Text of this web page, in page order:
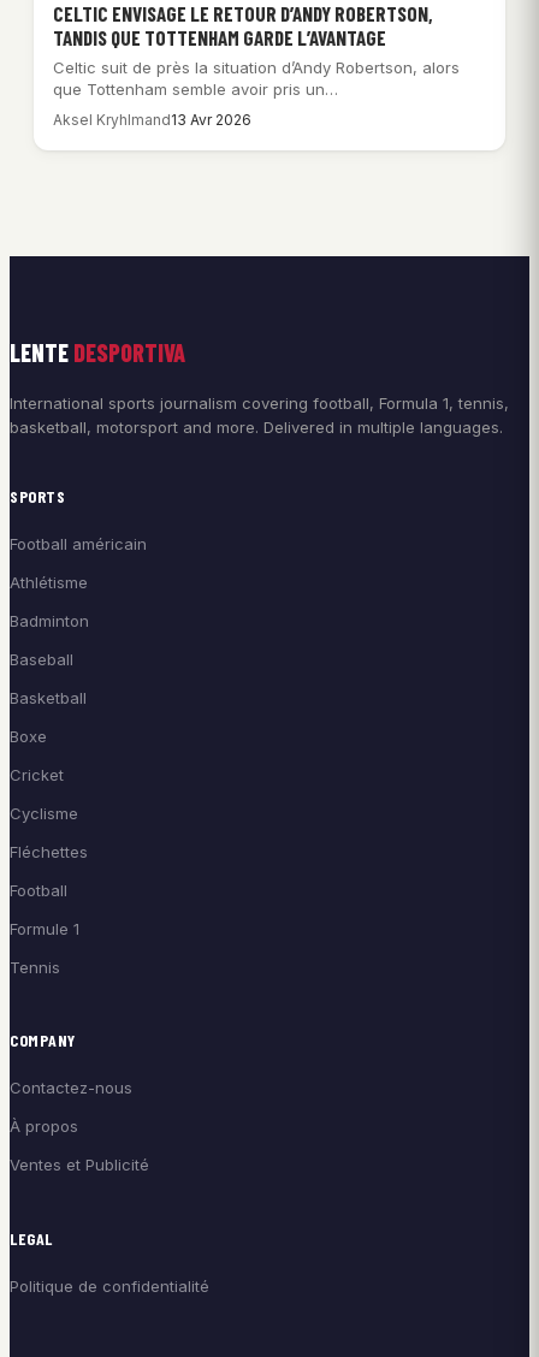
CELTIC ENVISAGE LE RETOUR D’ANDY ROBERTSON,
TANDIS QUE TOTTENHAM GARDE L’AVANTAGE
Celtic suit de près la situation d’Andy Robertson, alors
que Tottenham semble avoir pris un…
Aksel Kryhlmand13 Avr 2026
LENTE DESPORTIVA
International sports journalism covering football, Formula 1, tennis,
basketball, motorsport and more. Delivered in multiple languages.
SPORTS
Football américain
Athlétisme
Badminton
Baseball
Basketball
Boxe
Cricket
Cyclisme
Fléchettes
Football
Formule 1
Tennis
COMPANY
Contactez-nous
À propos
Ventes et Publicité
LEGAL
Politique de confidentialité